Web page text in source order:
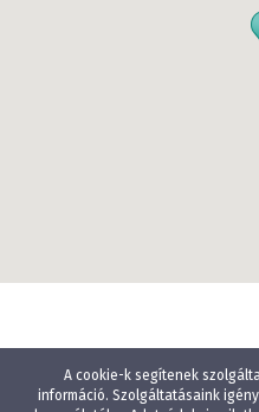
A cookie-k segítenek
információ. Szolgáltatásaink